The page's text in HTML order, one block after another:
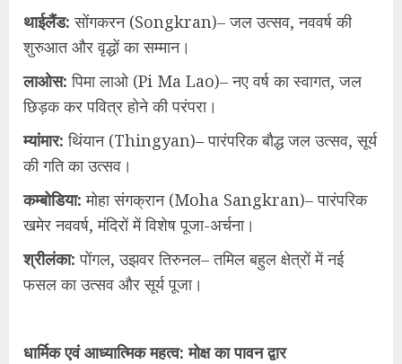
थाईलैंड: सोंगकरन (Songkran)– जल उत्सव, नववर्ष की
शुरुआत और वृद्धों का सम्मान।
लाओस: पिमा लाओ (Pi Ma Lao)– नए वर्ष का स्वागत, जल
छिड़क कर पवित्र होने की परंपरा।
म्यांमार: थिंयान (Thingyan)– पारंपरिक बौद्ध जल उत्सव, सूर्य
की गति का उत्सव।
कम्बोडिया: मोहा संगक्रान (Moha Sangkran)– पारंपरिक
खमेर नववर्ष, मंदिरों में विशेष पूजा-अर्चना।
श्रीलंका: पोंगल, उझवर तिरुनल– तमिल बहुल क्षेत्रों में नई
फसल का उत्सव और सूर्य पूजा।
धार्मिक एवं आध्यात्मिक महत्व: मोक्ष का पावन द्वार